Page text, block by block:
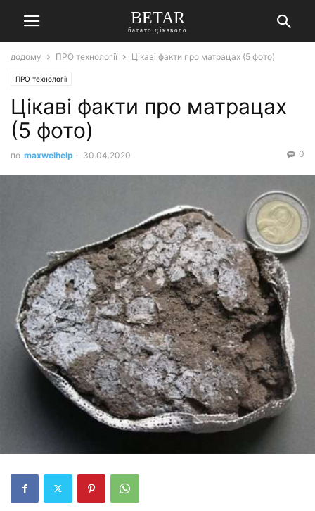
BETAR
багато цікавого
додому ПРО технології Цікаві факти про матрацах (5 фото)
ПРО технології
Цікаві факти про матрацах
(5 фото)
по maxwelhelp - 30.04.2020 0